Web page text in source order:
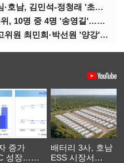
(정기여론조사)②당심·호남, 김민석-정청래 '초접전'
(정기여론조사)③2순위, 10명 중 4명 '송영길'…정청래 '한 자릿수'
(정기여론조사)④최고위원 최민희·박선원 '양강'…서미화·이성윤·임미애 뒤이어
증가
성장…
배터리 3사, 호남
ESS 시장서